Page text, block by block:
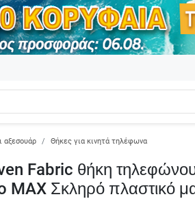
αξεσουάρ Θήκες για κινητά τηλέφωνα
Fabric θήκη
MAX Σκληρό πλαστικό